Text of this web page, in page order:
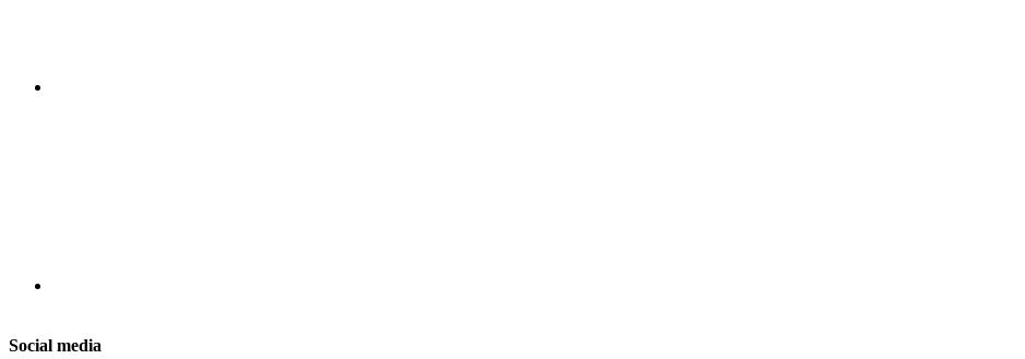
Social media